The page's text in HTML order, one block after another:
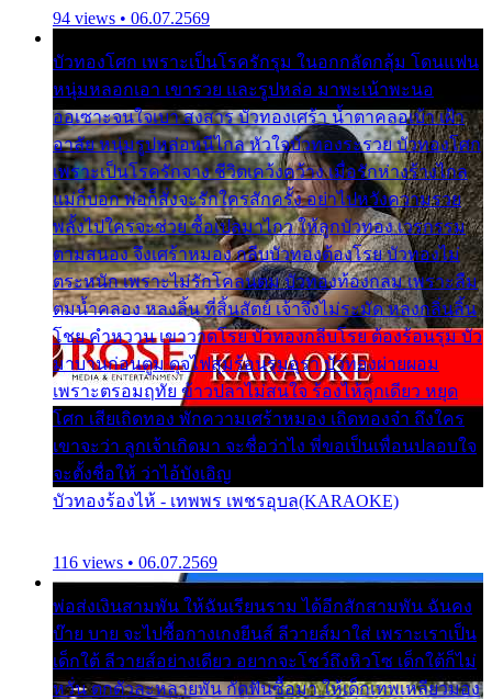
94 views • 06.07.2569
บัวทองโศก เพราะเป็นโรครักรุม ในอกกลัดกลุ้ม โดนแฟน
หนุ่มหลอกเอา เขารวย และรูปหล่อ มาพะเน้าพะนอ
ออเซาะจนใจเบา สงสาร บัวทองเศร้า น้ำตาคลอเบ้า เฝ้า
อาลัย หนุ่มรูปหล่อหนีไกล หัวใจบัวทองระรวย บัวทองโศก
เพราะเป็นโรครักจาง ชีวิตเคว้งคว้าง เมื่อรักห่างร้างไกล
แม่ก็บอก พ่อก็สั่งจะรักใครสักครั้ง อย่าไปหวังความรวย
พลั้งไปใครจะช่วย ซื้อเปลมาไกว ให้ลูกบัวทอง เวรกรรม
ตามสนอง จึงเศร้าหมอง กลีบบัวทองต้องโรย บัวทองไม่
ตระหนัก เพราะไม่รักโคลนตม บัวทองท้องกลม เพราะลืม
ตมน้ำคลอง หลงลิ้น ที่สิ้นสัตย์ เจ้าจึงไม่ระมัด หลงกลิ่นลิ้น
โชย คำหวาน เขาวาดโรย บัวทองกลีบโรย ต้องร้อนรุม บัว
มาบานก่อนตูม ดุจไฟสุมร้อนรุมอุรา บัวทองผ่ายผอม
เพราะตรอมฤทัย ข้าวปลาไม่สนใจ ร้องไห้ลูกเดียว หยุด
โศก เสียเถิดทอง พักความเศร้าหมอง เถิดทองจ๋า ถึงใคร
เขาจะว่า ลูกเจ้าเกิดมา จะชื่อว่าไง พี่ขอเป็นเพื่อนปลอบใจ
จะตั้งชื่อให้ ว่าไอ้บังเอิญ
บัวทองร้องไห้ - เทพพร เพชรอุบล(KARAOKE)
116 views • 06.07.2569
พ่อส่งเงินสามพัน ให้ฉันเรียนราม ได้อีกสักสามพัน ฉันคง
บ๊าย บาย จะไปซื้อกางเกงยีนส์ ลีวายส์มาใส่ เพราะเราเป็น
เด็กใต้ ลีวายส์อย่างเดียว อยากจะโชว์ถึงหิวโซ เด็กใต้ก็ไม่
หวั่น ตกตัวละหลายพัน กัดฟันซื้อมา ให้เด็กเทพเหลียวมอง